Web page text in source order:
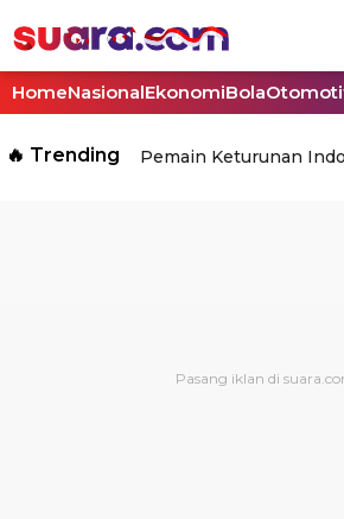
HomeNasionalEkonomiBola
🔥 Trending Pemain Keturunan